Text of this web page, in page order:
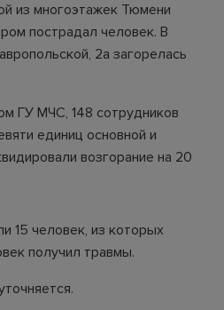
из многоэтажек Тюмени
пострадал человек. В
2а загорелась
ГУ МЧС, 148 сотрудников
единиц основной и
возгорание на 20
15 человек, из которых
получил травмы.